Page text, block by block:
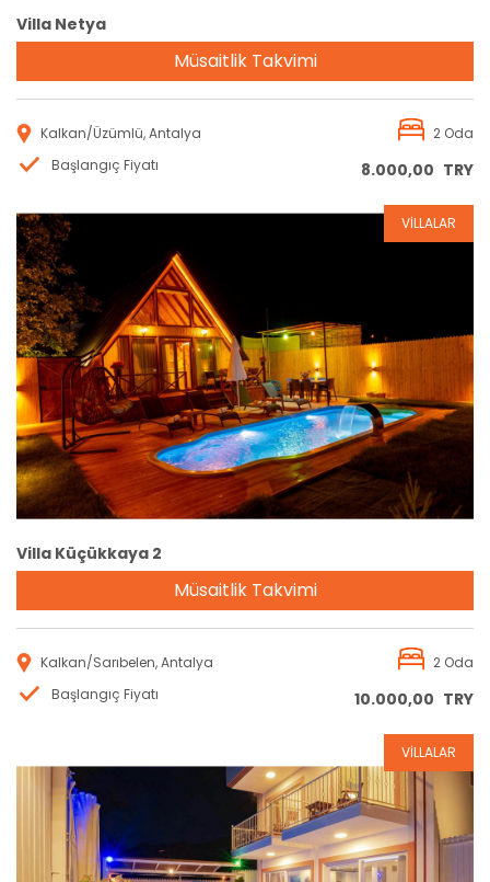
Villa Netya
Müsaitlik Takvimi
Kalkan/Üzümlü, Antalya
2 Oda
Başlangıç Fiyatı
8.000,00 TRY
Rezervasyon
VİLLALAR
Villa Küçükkaya 2
Müsaitlik Takvimi
Kalkan/Sarıbelen, Antalya
2 Oda
Başlangıç Fiyatı
10.000,00 TRY
VİLLALAR